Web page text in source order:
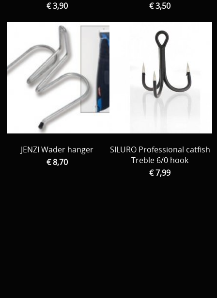
€ 3,90
€ 3,50
JENZI Wader hanger
€ 8,70
SILURO Professional catfish
Treble 6/0 hook
€ 7,99